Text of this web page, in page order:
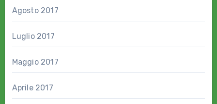
Agosto 2017
Luglio 2017
Maggio 2017
Aprile 2017